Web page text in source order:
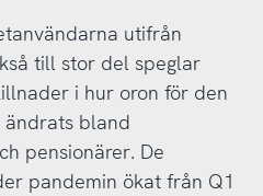
utifrån
till stor del speglar
i hur oron för den
bland
pensionärer. De
pandemin ökat från Q1